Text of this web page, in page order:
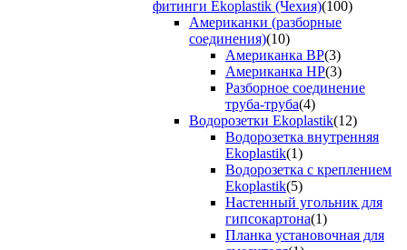
фитинги Ekoplastik (Чехия)(100)
Американки (разборные
соединения)(10)
Американка ВР(3)
Американка НР(3)
Разборное соединение
труба-труба(4)
Водорозетки Ekoplastik(12)
Водорозетка внутренняя
Ekoplastik(1)
Водорозетка с креплением
Ekoplastik(5)
Настенный угольник для
гипсокартона(1)
Планка установочная для